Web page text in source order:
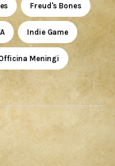
Freud's Bones
Indie Game
Meningi